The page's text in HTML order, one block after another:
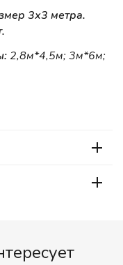
3х3 метра.
2,8м*4,5м; 3м*6м;